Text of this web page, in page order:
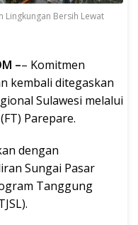
Lingkungan Bersih Lewat
–– Komitmen
kembali ditegaskan
Sulawesi melalui
Parepare.
dengan
Sungai Pasar
Tanggung